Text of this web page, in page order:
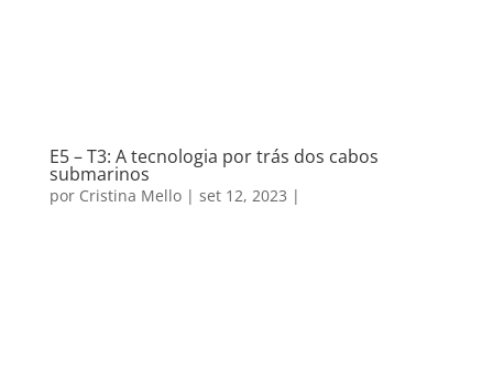
E5 – T3: A tecnologia por trás dos cabos
submarinos
por Cristina Mello| set 12, 2023 |